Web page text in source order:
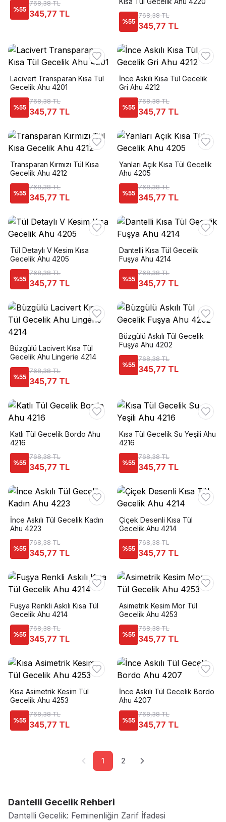
%55
768,38 TL
345,77 TL
%55
768,38 TL
345,77 TL
Lacivert Transparan Kısa Tül
Gecelik Ahu 4201
%55
768,38 TL
345,77 TL
İnce Askılı Kısa Tül Gecelik
Gri Ahu 4212
%55
768,38 TL
345,77 TL
Transparan Kırmızı Tül Kısa
Gecelik Ahu 4212
%55
768,38 TL
345,77 TL
Yanları Açık Kısa Tül Gecelik
Ahu 4205
%55
768,38 TL
345,77 TL
Tül Detaylı V Kesim Kısa
Gecelik Ahu 4205
%55
768,38 TL
345,77 TL
Dantelli Kısa Tül Gecelik
Fuşya Ahu 4214
%55
768,38 TL
345,77 TL
Büzgülü Lacivert Kısa Tül
Gecelik Ahu Lingerie 4214
%55
768,38 TL
345,77 TL
Büzgülü Askılı Tül Gecelik
Fuşya Ahu 4202
%55
768,38 TL
345,77 TL
Katlı Tül Gecelik Bordo Ahu
4216
%55
768,38 TL
345,77 TL
Kısa Tül Gecelik Su Yeşili Ahu
4216
%55
768,38 TL
345,77 TL
İnce Askılı Tül Gecelik Kadın
Ahu 4223
%55
768,38 TL
345,77 TL
Çiçek Desenli Kısa Tül
Gecelik Ahu 4214
%55
768,38 TL
345,77 TL
Fuşya Renkli Askılı Kısa Tül
Gecelik Ahu 4214
%55
768,38 TL
345,77 TL
Asimetrik Kesim Mor Tül
Gecelik Ahu 4253
%55
768,38 TL
345,77 TL
Kısa Asimetrik Kesim Tül
Gecelik Ahu 4253
%55
768,38 TL
345,77 TL
İnce Askılı Tül Gecelik Bordo
Ahu 4207
%55
768,38 TL
345,77 TL
1 2
Dantelli Gecelik Rehberi
Dantelli Gecelik: Feminenliğin Zarif İfadesi